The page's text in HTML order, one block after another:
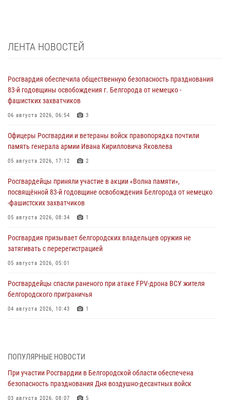
ЛЕНТА НОВОСТЕЙ
Росгвардия обеспечила общественную безопасность празднования
83-й годовщины освобождения г. Белгорода от немецко -
фашистких захватчиков
06 августа 2026, 06:54 3
Офицеры Росгвардии и ветераны войск правопорядка почтили
память генерала армии Ивана Кирилловича Яковлева
05 августа 2026, 17:12 2
Росгвардейцы приняли участие в акции «Волна памяти»,
посвящённой 83‑й годовщине освобождения Белгорода от немецко
‑фашистских захватчиков
05 августа 2026, 08:34 1
Росгвардия призывает белгородских владельцев оружия не
затягивать с перерегистрацией
05 августа 2026, 05:01
Росгвардейцы спасли раненого при атаке FPV-дрона ВСУ жителя
белгородского приграничья
04 августа 2026, 10:43 1
04 августа 2026, 06:03
Сотрудники Росгвардии задержали подозреваемую в краже
товаров из гипермаркета в Белгороде
ПОПУЛЯРНЫЕ НОВОСТИ
При участии Росгвардии в Белгородской области обеспечена
безопасность празднования Дня воздушно-десантных войск
03 августа 2026, 08:07 5